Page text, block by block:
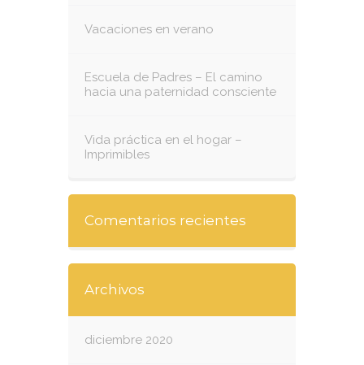
Vacaciones en verano
Escuela de Padres – El camino
hacia una paternidad consciente
Vida práctica en el hogar –
Imprimibles
Comentarios recientes
Archivos
diciembre 2020